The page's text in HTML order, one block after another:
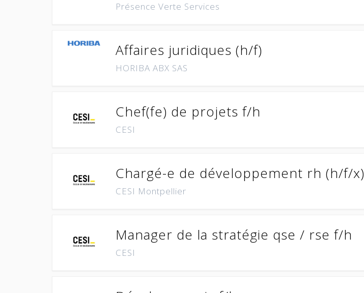
Présence Verte Services
Affaires juridiques (h/f)
HORIBA ABX SAS
Chef(fe) de projets f/h
CESI
Chargé-e de développement rh (h/f/x)
CESI Montpellier
Manager de la stratégie qse / rse f/h
CESI